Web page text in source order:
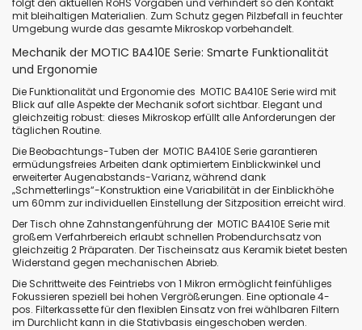
folgt den aktuellen RoHS Vorgaben und verhindert so den Kontakt
mit bleihaltigen Materialien. Zum Schutz gegen Pilzbefall in feuchter
Umgebung wurde das gesamte Mikroskop vorbehandelt.
Mechanik der MOTIC BA410E Serie: Smarte Funktionalität
und Ergonomie
Die Funktionalität und Ergonomie des MOTIC BA410E Serie wird mit
Blick auf alle Aspekte der Mechanik sofort sichtbar. Elegant und
gleichzeitig robust: dieses Mikroskop erfüllt alle Anforderungen der
täglichen Routine.
Die Beobachtungs-Tuben der MOTIC BA410E Serie garantieren
ermüdungsfreies Arbeiten dank optimiertem Einblickwinkel und
erweiterter Augenabstands-Varianz, während dank
„Schmetterlings“-Konstruktion eine Variabilität in der Einblickhöhe
um 60mm zur individuellen Einstellung der Sitzposition erreicht wird.
Der Tisch ohne Zahnstangenführung der MOTIC BA410E Serie mit
großem Verfahrbereich erlaubt schnellen Probendurchsatz von
gleichzeitig 2 Präparaten. Der Tischeinsatz aus Keramik bietet besten
Widerstand gegen mechanischen Abrieb.
Die Schrittweite des Feintriebs von 1 Mikron ermöglicht feinfühliges
Fokussieren speziell bei hohen Vergrößerungen. Eine optionale 4-
pos. Filterkassette für den flexiblen Einsatz von frei wählbaren Filtern
im Durchlicht kann in die Stativbasis eingeschoben werden.